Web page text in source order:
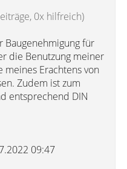
0x hilfreich)
Baugenehmigung für
die Benutzung meiner
meines Erachtens von
Zudem ist zum
entsprechend DIN
09:47